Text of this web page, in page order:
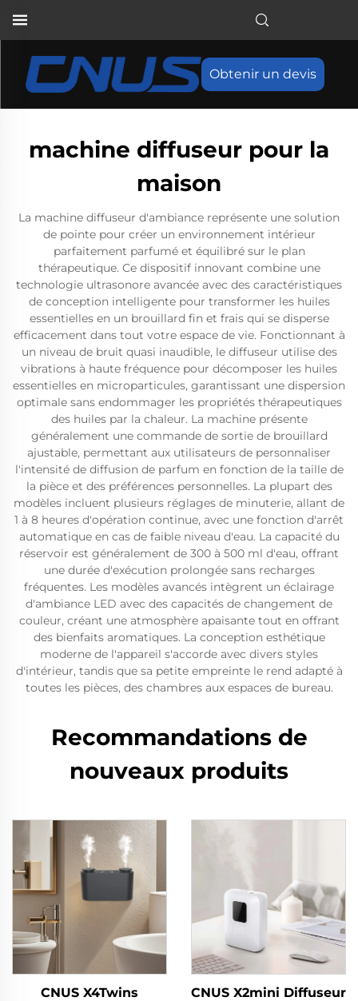
Obtenir un devis
machine diffuseur pour la
maison
La machine diffuseur d'ambiance représente une solution
de pointe pour créer un environnement intérieur
parfaitement parfumé et équilibré sur le plan
thérapeutique. Ce dispositif innovant combine une
technologie ultrasonore avancée avec des caractéristiques
de conception intelligente pour transformer les huiles
essentielles en un brouillard fin et frais qui se disperse
efficacement dans tout votre espace de vie. Fonctionnant à
un niveau de bruit quasi inaudible, le diffuseur utilise des
vibrations à haute fréquence pour décomposer les huiles
essentielles en microparticules, garantissant une dispersion
optimale sans endommager les propriétés thérapeutiques
des huiles par la chaleur. La machine présente
généralement une commande de sortie de brouillard
ajustable, permettant aux utilisateurs de personnaliser
l'intensité de diffusion de parfum en fonction de la taille de
la pièce et des préférences personnelles. La plupart des
modèles incluent plusieurs réglages de minuterie, allant de
1 à 8 heures d'opération continue, avec une fonction d'arrêt
automatique en cas de faible niveau d'eau. La capacité du
réservoir est généralement de 300 à 500 ml d'eau, offrant
une durée d'exécution prolongée sans recharges
fréquentes. Les modèles avancés intègrent un éclairage
d'ambiance LED avec des capacités de changement de
couleur, créant une atmosphère apaisante tout en offrant
des bienfaits aromatiques. La conception esthétique
moderne de l'appareil s'accorde avec divers styles
d'intérieur, tandis que sa petite empreinte le rend adapté à
toutes les pièces, des chambres aux espaces de bureau.
Recommandations de
nouveaux produits
CNUS X4Twins
CNUS X2mini Diffuseur